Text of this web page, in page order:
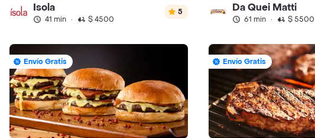
Isola
41 min · $ 4500
5 Da Quei Matti
61 min · $ 5500
Envío Gratis Envío Gratis